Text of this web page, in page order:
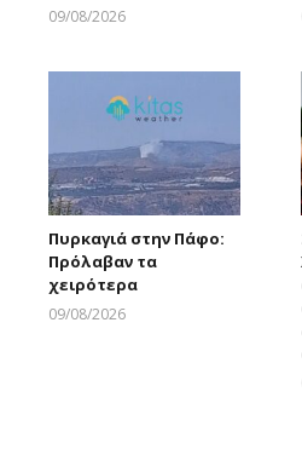
09/08/2026
Πυρκαγιά στην Πάφο:
Πρόλαβαν τα
χειρότερα
09/08/2026